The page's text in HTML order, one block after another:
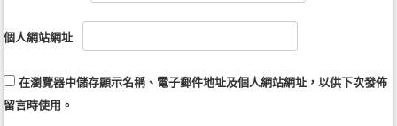
個人網站網址
在瀏覽器中儲存顯示名稱、電子郵件地址及個人網站網址，以供下次發佈
留言時使用。